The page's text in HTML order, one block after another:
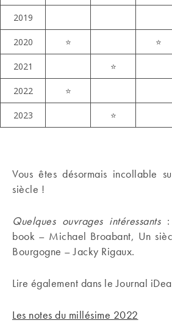
2019
2020 ⭐ ⭐
2021 ⭐
2022 ⭐
2023 ⭐
Vous êtes désormais incollable
siècle !
Quelques ouvrages intéressants:
book – Michael Broabant, Un
Bourgogne – Jacky Rigaux.
Lire également dans le Journal
Les notes du millésime 2022